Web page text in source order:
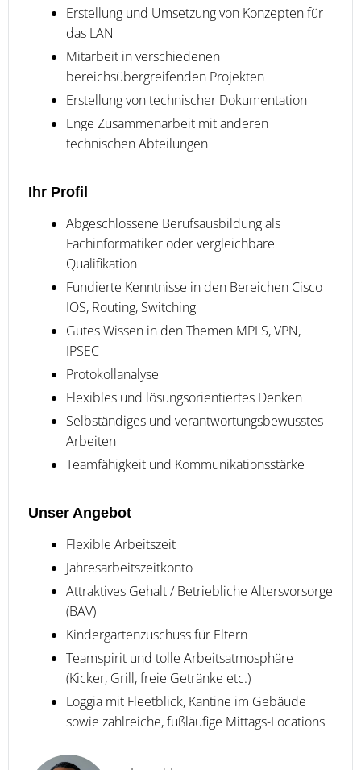
Erstellung und Umsetzung von Konzepten für
das LAN
Mitarbeit in verschiedenen
bereichsübergreifenden Projekten
Erstellung von technischer Dokumentation
Enge Zusammenarbeit mit anderen
technischen Abteilungen
Ihr Profil
Abgeschlossene Berufsausbildung als
Fachinformatiker oder vergleichbare
Qualifikation
Fundierte Kenntnisse in den Bereichen Cisco
IOS, Routing, Switching
Gutes Wissen in den Themen MPLS, VPN,
IPSEC
Protokollanalyse
Flexibles und lösungsorientiertes Denken
Selbständiges und verantwortungsbewusstes
Arbeiten
Teamfähigkeit und Kommunikationsstärke
Unser Angebot
Flexible Arbeitszeit
Jahresarbeitszeitkonto
Attraktives Gehalt / Betriebliche Altersvorsorge
(BAV)
Kindergartenzuschuss für Eltern
Teamspirit und tolle Arbeitsatmosphäre
(Kicker, Grill, freie Getränke etc.)
Loggia mit Fleetblick, Kantine im Gebäude
sowie zahlreiche, fußläufige Mittags-Locations